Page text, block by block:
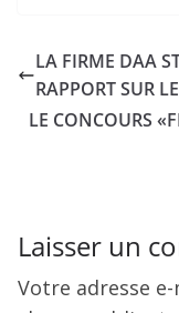
LA FIRME DAA
RAPPORT SUR
LE CONCOURS
Laisser un
Votre adresse